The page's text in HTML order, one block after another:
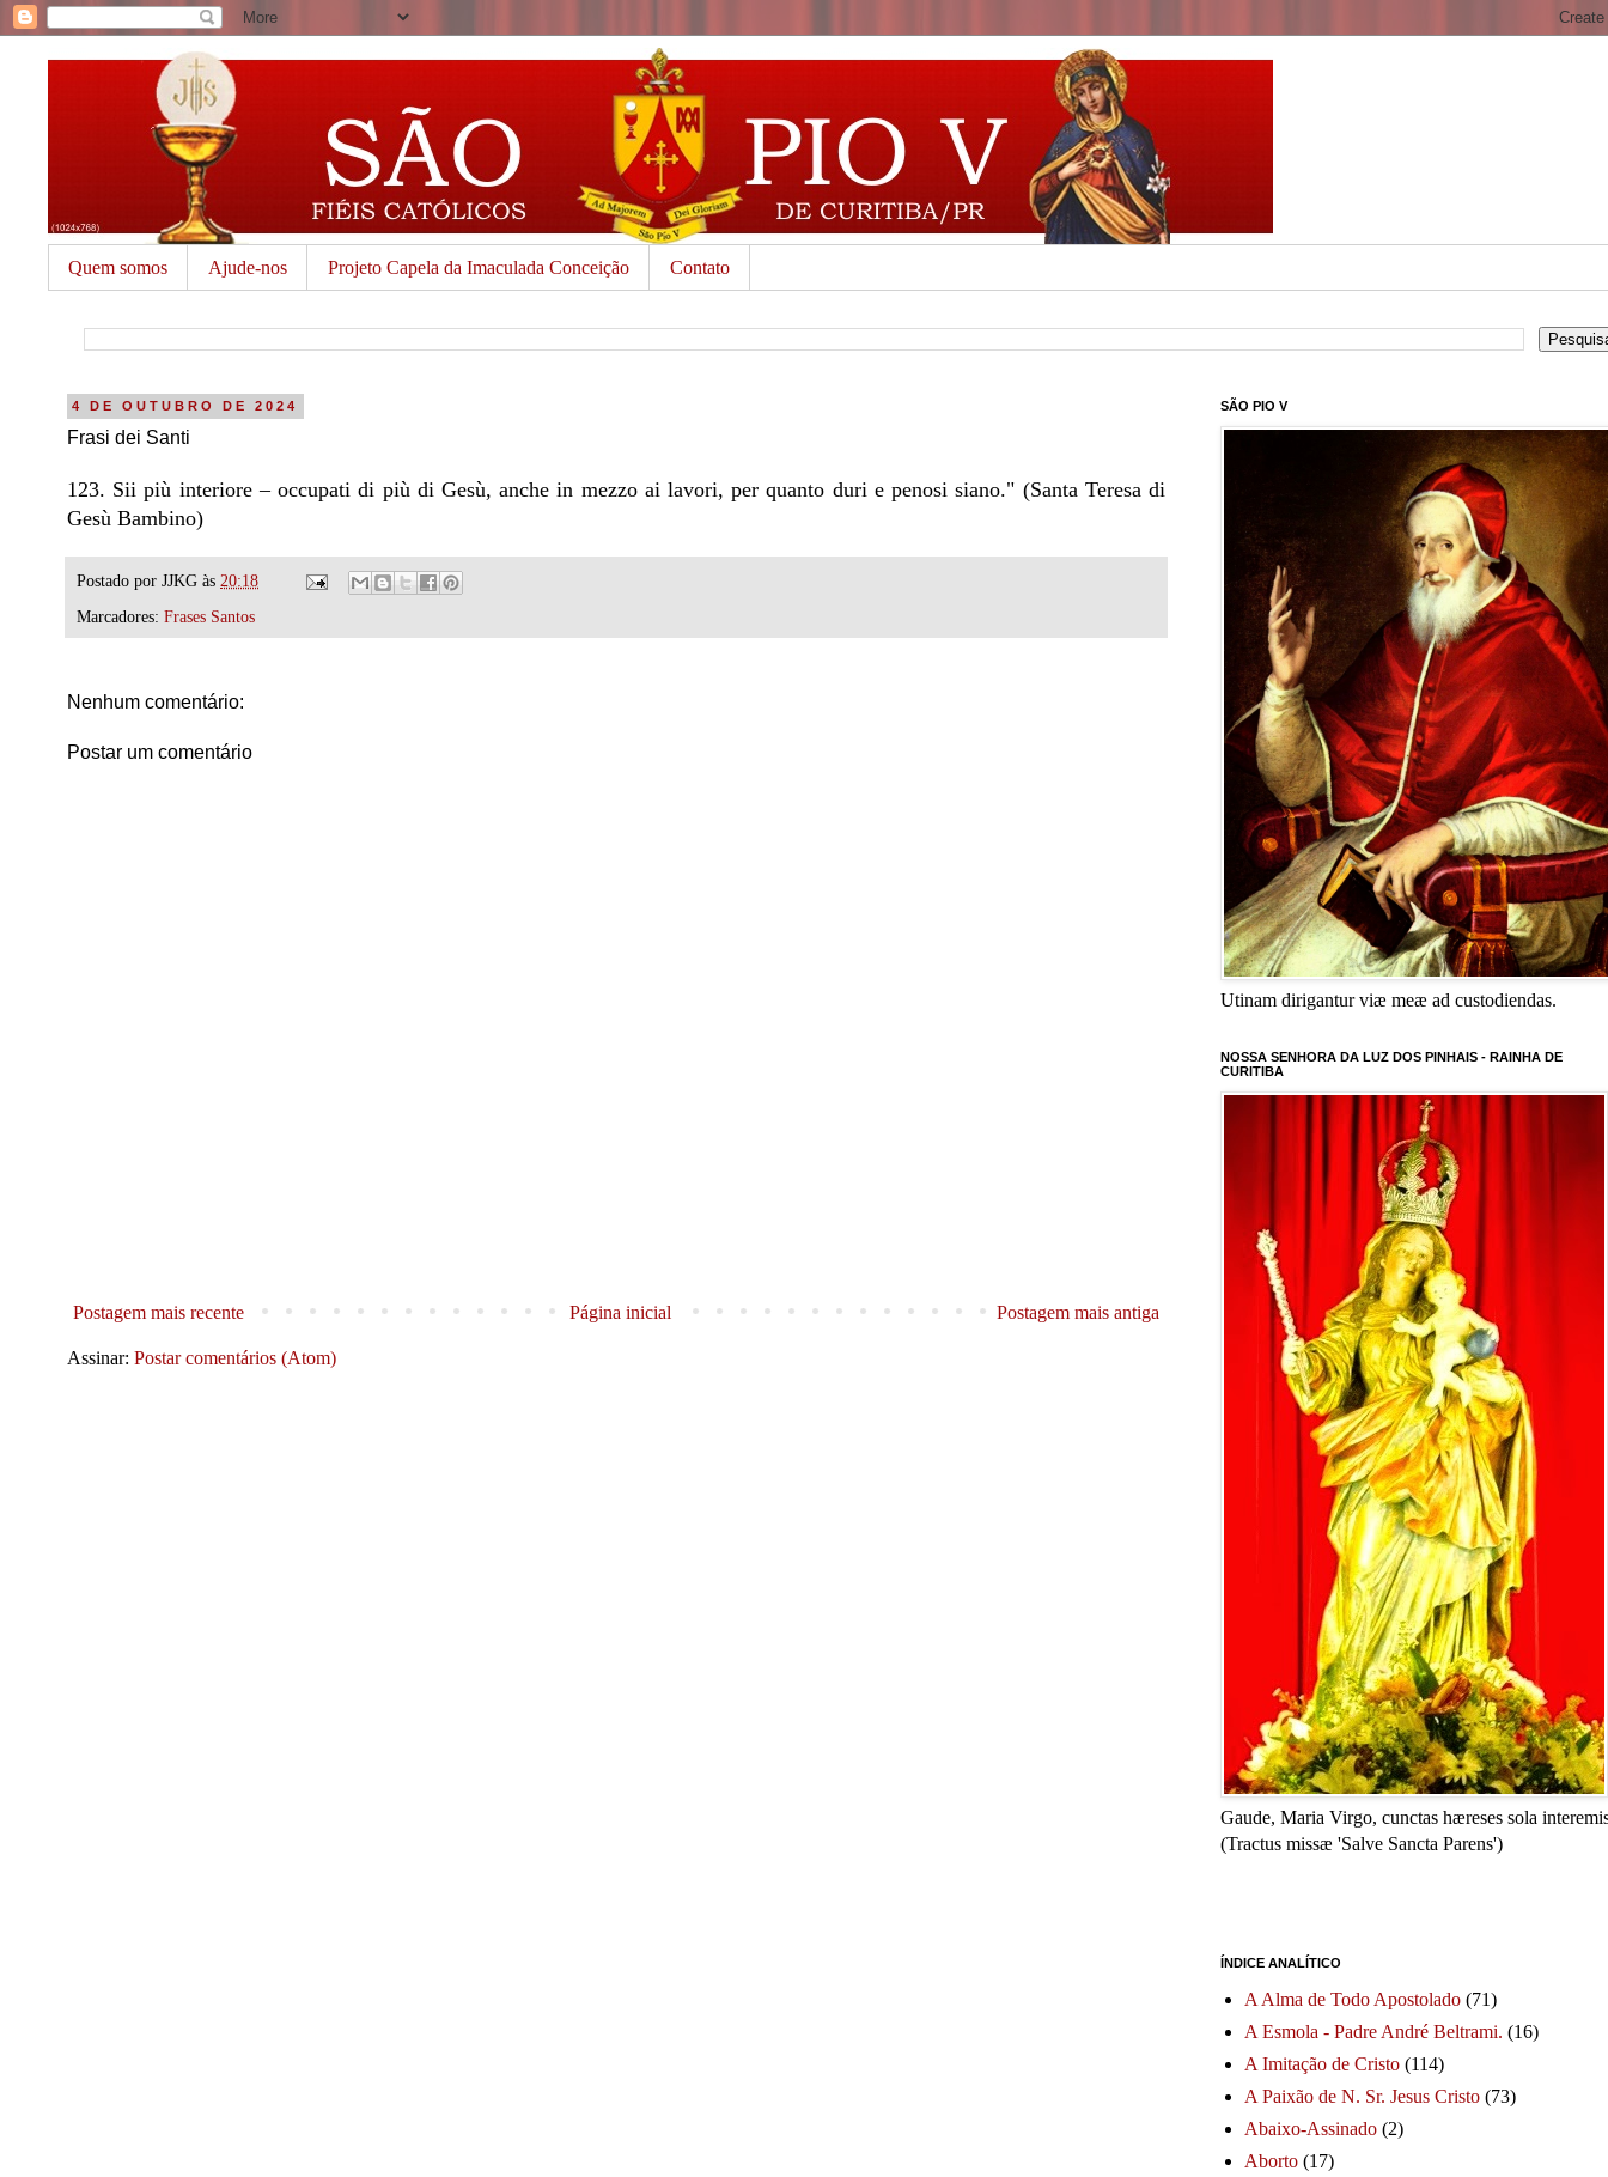
Quem somos Ajude-nos Projeto Capela da Imaculada Conceição Contato
4 DE OUTUBRO DE 2024
Frasi dei Santi
123. Sii più interiore – occupati di più di Gesù, anche in mezzo ai lavori, per quanto duri e penosi siano." (Santa Teresa di
Gesù Bambino)
Postado por JJKG às 20:18
Marcadores: Frases Santos
Nenhum comentário:
Postar um comentário
Postagem mais recente Postagem mais antiga
Página inicial
Assinar: Postar comentários (Atom)
SÃO PIO V
Utinam dirigantur viæ meæ ad custodiendas.
NOSSA SENHORA DA LUZ DOS PINHAIS - RAINHA DE
CURITIBA
Gaude, Maria Virgo, cunctas hæreses sola
(Tractus missæ 'Salve Sancta Parens')
ÍNDICE ANALÍTICO
A Alma de Todo Apostolado (71)
A Esmola - Padre André Beltrami. (16)
A Imitação de Cristo (114)
A Paixão de N. Sr. Jesus Cristo (73)
Abaixo-Assinado (2)
Aborto (17)